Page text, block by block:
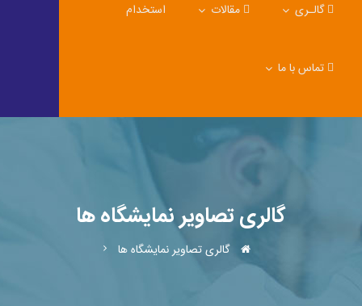
گالـری مقالات استخدام
تماس با ما
گالری تصاویر نمایشگاه ها
گالری تصاویر نمایشگاه ها